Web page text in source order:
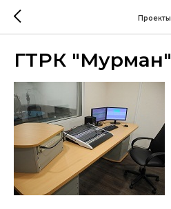
Проекты
ГТРК "Мурман"